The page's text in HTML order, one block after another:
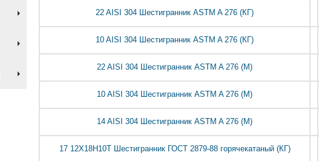
22 AISI 304 Шестигранник ASTM A 276 (КГ)
10 AISI 304 Шестигранник ASTM A 276 (КГ)
22 AISI 304 Шестигранник ASTM A 276 (М)
10 AISI 304 Шестигранник ASTM A 276 (М)
14 AISI 304 Шестигранник ASTM A 276 (М)
17 12Х18Н10Т Шестигранник ГОСТ 2879-88 горячекатаный (КГ)